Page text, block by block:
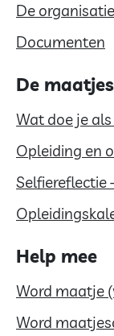
De organisatie
Documenten
De maatjes
Wat doe je
Opleiding en
Selfiereflectie
Help mee
Word maatje
Word